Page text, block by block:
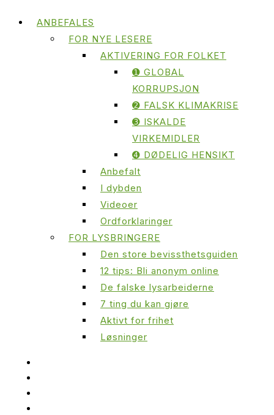
ANBEFALES
FOR NYE LESERE
AKTIVERING FOR FOLKET
➊ GLOBAL
KORRUPSJON
➋ FALSK KLIMAKRISE
➌ ISKALDE
VIRKEMIDLER
➍ DØDELIG HENSIKT
Anbefalt
I dybden
Videoer
Ordforklaringer
FOR LYSBRINGERE
Den store bevissthetsguiden
12 tips: Bli anonym online
De falske lysarbeiderne
7 ting du kan gjøre
Aktivt for frihet
Løsninger